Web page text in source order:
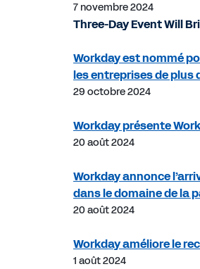
7 novembre 2024
Three-Day Event Will
Workday est nommé
les entreprises de plus
29 octobre 2024
Workday présente
20 août 2024
Workday annonce
dans le domaine de la
20 août 2024
Workday améliore le
1 août 2024